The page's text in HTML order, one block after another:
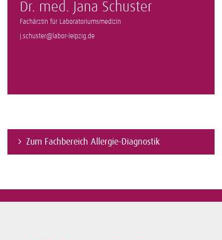
Dr. med. Jana Schuster
Fachärztin für Laboratoriumsmedizin
j.schuster@labor-leipzig.de
Zum Fachbereich Allergie-Diagnostik